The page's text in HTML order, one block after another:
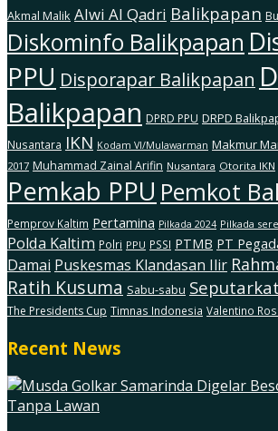
Akmal Malik Alwi Al Qadri Balikpapan
Diskominfo Balikpapan
PPU Disporapar Balikpapan
Balikpapan DPRD PPU DRPD
Nusantara IKN Kodam Vl/Mulawarman Makmur
2017 Muhammad Zainal Arifin Nusantara Otorita IKN
Pemkab PPU Pemkot
Pemprov Kaltim Pertamina Pilkada 2024 Pilkada
Polda Kaltim Polri PPU PSSI PTMB PT
Damai Puskesmas Klandasan Ilir
Ratih Kusuma Sabu-sabu
The Presidents Cup Timnas Indonesia Valentino
Recent News